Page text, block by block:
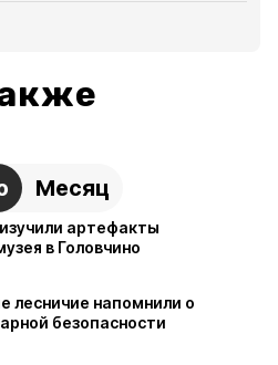
Месяц
артефакты
в Головчино
лесничие напомнили о
безопасности